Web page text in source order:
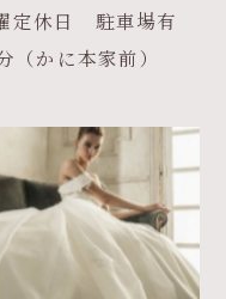
定休日 駐車場有
かに本家前）